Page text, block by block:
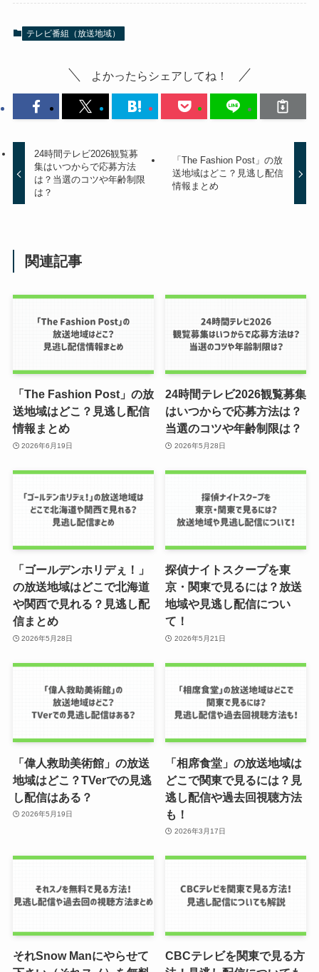
テレビ番組（放送地域）
よかったらシェアしてね！
24時間テレビ2026観覧募
集はいつからで応募方法
は？当選のコツや年齢制限
は？
「The Fashion Post」の放
送地域はどこ？見逃し配信
情報まとめ
関連記事
「The Fashion Post」の放
送地域はどこ？見逃し配信
情報まとめ
2026年6月19日
24時間テレビ2026観覧募集
はいつからで応募方法は？
当選のコツや年齢制限は？
2026年5月28日
「ゴールデンホリデぇ！」
の放送地域はどこで北海道
や関西で見れる？見逃し配
信まとめ
2026年5月28日
探偵ナイトスクープを東
京・関東で見るには？放送
地域や見逃し配信につい
て！
2026年5月21日
「偉人救助美術館」の放送
地域はどこ？TVerでの見逃
し配信はある？
2026年5月19日
「相席食堂」の放送地域は
どこで関東で見るには？見
逃し配信や過去回視聴方法
も！
2026年3月17日
それSnow Manにやらせて
CBCテレビを関東で見る方